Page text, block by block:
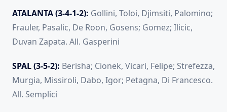
ATALANTA (3-4-1-2): Gollini, Toloi, Djimsiti, Palomino;
Frauler, Pasalic, De Roon, Gosens; Gomez; Ilicic,
Duvan Zapata. All. Gasperini
SPAL (3-5-2): Berisha; Cionek, Vicari, Felipe; Strefezza,
Murgia, Missiroli, Dabo, Igor; Petagna, Di Francesco.
All. Semplici